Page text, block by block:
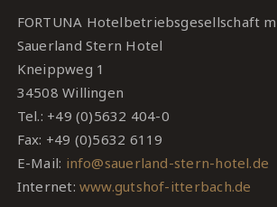
FORTUNA Hotelbetriebsgesellschaft
Sauerland Stern Hotel
Kneippweg 1
34508 Willingen
Tel.: +49 (0)5632 404-0
Fax: +49 (0)5632 6119
E-Mail: info@sauerland-stern-hotel.de
Internet: www.gutshof-itterbach.de